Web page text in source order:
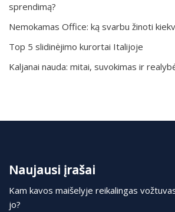
sprendimą?
Nemokamas Office: ką svarbu žinoti
Top 5 slidinėjimo kurortai Italijoje
Kaljanai nauda: mitai, suvokimas ir
Naujausi įrašai
Kam kavos maišelyje reikalingas
jo?